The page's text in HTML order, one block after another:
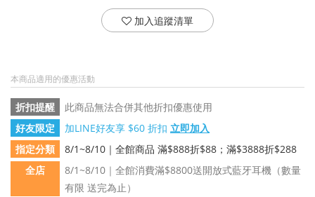
加入追蹤清單
本商品適用的優惠活動
折扣提醒
此商品無法合併其他折扣優惠使用
好友限定
加LINE好友享 $60 折扣 立即加入
指定分類
8/1~8/10｜全館商品 滿$888折$88；滿$3888折$288
全店
8/1~8/10｜全館消費滿$8800送開放式藍牙耳機（數量
有限 送完為止）